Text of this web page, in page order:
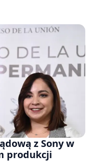
z Sony w
produkcji